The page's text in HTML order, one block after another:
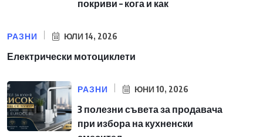
покриви – кога и как
РАЗНИ ЮЛИ 14, 2026
Електрически мотоциклети
РАЗНИ ЮНИ 10, 2026
3 полезни съвета за продавача
при избора на кухненски